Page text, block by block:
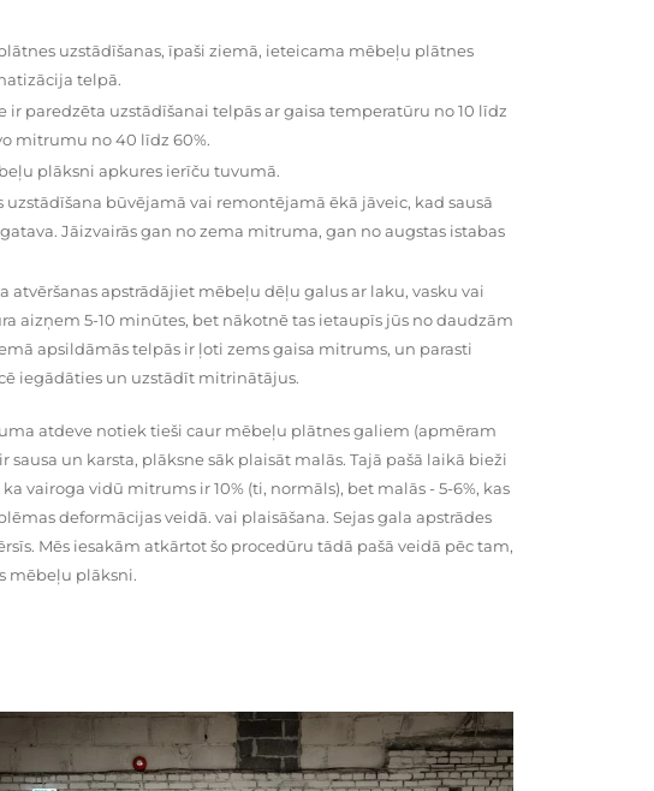
uzstādīšanas, īpaši ziemā, ieteicama mēbeļu plātnes
telpā.
ir paredzēta uzstādīšanai telpās ar gaisa temperatūru no 10 līdz
mitrumu no 40 līdz 60%.
plāksni apkures ierīču tuvumā.
uzstādīšana būvējamā vai remontējamā ēkā jāveic, kad sausā
Jāizvairās gan no zema mitruma, gan no augstas istabas
atvēršanas apstrādājiet mēbeļu dēļu galus ar laku, vasku vai
aizņem 5-10 minūtes, bet nākotnē tas ietaupīs jūs no daudzām
apsildāmās telpās ir ļoti zems gaisa mitrums, un parasti
iegādāties un uzstādīt mitrinātājus.
atdeve notiek tieši caur mēbeļu plātnes galiem (apmēram
sausa un karsta, plāksne sāk plaisāt malās. Tajā pašā laikā bieži
vairoga vidū mitrums ir 10% (ti, normāls), bet malās - 5-6%, kas
deformācijas veidā. vai plaisāšana. Sejas gala apstrādes
Mēs iesakām atkārtot šo procedūru tādā pašā veidā pēc tam,
mēbeļu plāksni.